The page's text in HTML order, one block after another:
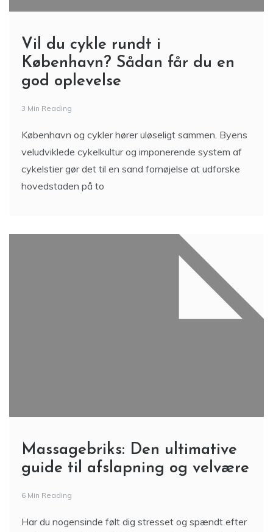
Vil du cykle rundt i
København? Sådan får du en
god oplevelse
3 Min Reading
København og cykler hører uløseligt sammen. Byens
veludviklede cykelkultur og imponerende system af
cykelstier gør det til en sand fornøjelse at udforske
hovedstaden på to
Massagebriks: Den ultimative
guide til afslapning og velvære
6 Min Reading
Har du nogensinde følt dig stresset og spændt efter